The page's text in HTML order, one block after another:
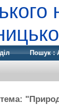
Пошук :